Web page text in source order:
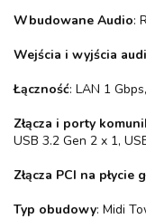
Wbudowane Audio:
Wejścia i wyjścia
Łączność: LAN 1
Złącza i porty
USB 3.2 Gen 2 x 1,
Złącza PCI na płycie
Typ obudowy: Midi